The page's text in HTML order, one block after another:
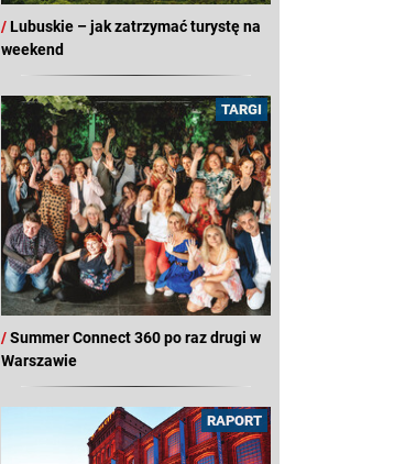
/Lubuskie – jak zatrzymać turystę na
weekend
TARGI
/Summer Connect 360 po raz drugi w
Warszawie
RAPORT